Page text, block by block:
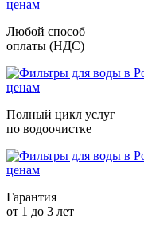
Любой способ
оплаты (НДС)
Полный цикл услуг
по водоочистке
Гарантия
от 1 до 3 лет